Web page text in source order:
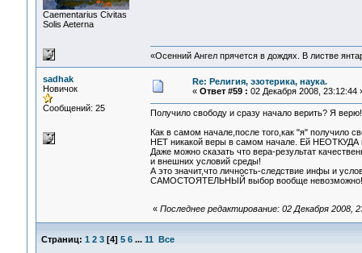
Сaementarius Civitas
Solis Aeterna
«Осенний Ангел прячется в дождях. В листве
sadhak
Новичок
Сообщений: 25
Re: Религия, эзотерика, наука.
« Ответ #59 : 02 Декабря 2008, 23:12:44
Получило свободу и сразу начало верить? Я
Как в самом начале,после того,как "я" получило
НЕТ никакой веры в самом начале. Ей НЕОТКУДА
Даже можно сказать что вера-результат
и внешних условий среды!
А это значит,что личность-следствие инфы и
САМОСТОЯТЕЛЬНЫЙ выбор вообще невозможно!
« Последнее редактирование: 02 Декабря 2008,
Страниц: 1 2 3[4] 5 6 ... 11 Все